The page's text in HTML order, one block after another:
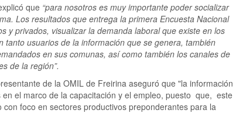
que “para nosotros es muy importante poder socializar
Los resultados que entrega la primera Encuesta Nacional
y privados, visualizar la demanda laboral que existe en los
usuarios de la información que se genera, también
en sus comunas, así como también los canales de
de la región”.
de la OMIL de Freirina aseguró que "la información
el marco de la capacitación y el empleo, puesto que, este
foco en sectores productivos preponderantes para la